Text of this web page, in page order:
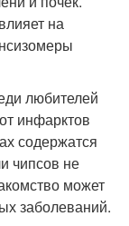
на
любителей
инфарктов
содержатся
чипсов не
может
заболеваний.